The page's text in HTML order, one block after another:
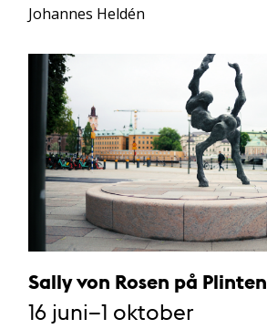
Johannes Heldén
Sally von Rosen på Plinten
16 juni–1 oktober